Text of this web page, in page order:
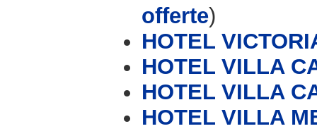
offerte)
HOTEL
HOTEL VILLA
HOTEL VILLA
HOTEL VILLA